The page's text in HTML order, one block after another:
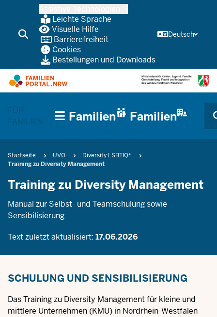
wechseln
Leichte Sprache
Visuelle Hilfe
Barrierefreiheit
Cookies
Bestellungen und Downloads
Deutsch
FÜR
FAMILIEN
CURRENT SECTION FÜR UNTERNEHMEN/KOMMUNEN
(TRÄGERBEREICH)
Familien Familien
Pfadnavigation
Startseite UVO
Diversity LSBTIQ*
Training zu Diversity Management
Training zu Diversity Management
Manual zur Selbst- und Teamschulung sowie
Sensibilisierung
Text zuletzt aktualisiert: 17.06.2026
SCHULUNG UND SENSIBILISIERUNG
Das Training zu Diversity Management für kleine und
mittlere Unternehmen (KMU) in Nordrhein-Westfalen